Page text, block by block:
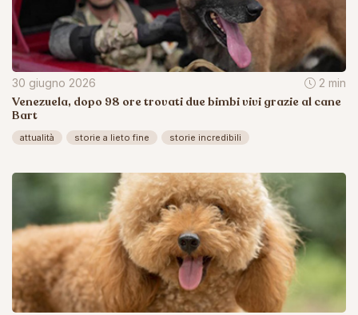
30 giugno 2026 2 min
Venezuela, dopo 98 ore trovati due bimbi vivi grazie al cane
Bart
attualità storie a lieto fine storie incredibili